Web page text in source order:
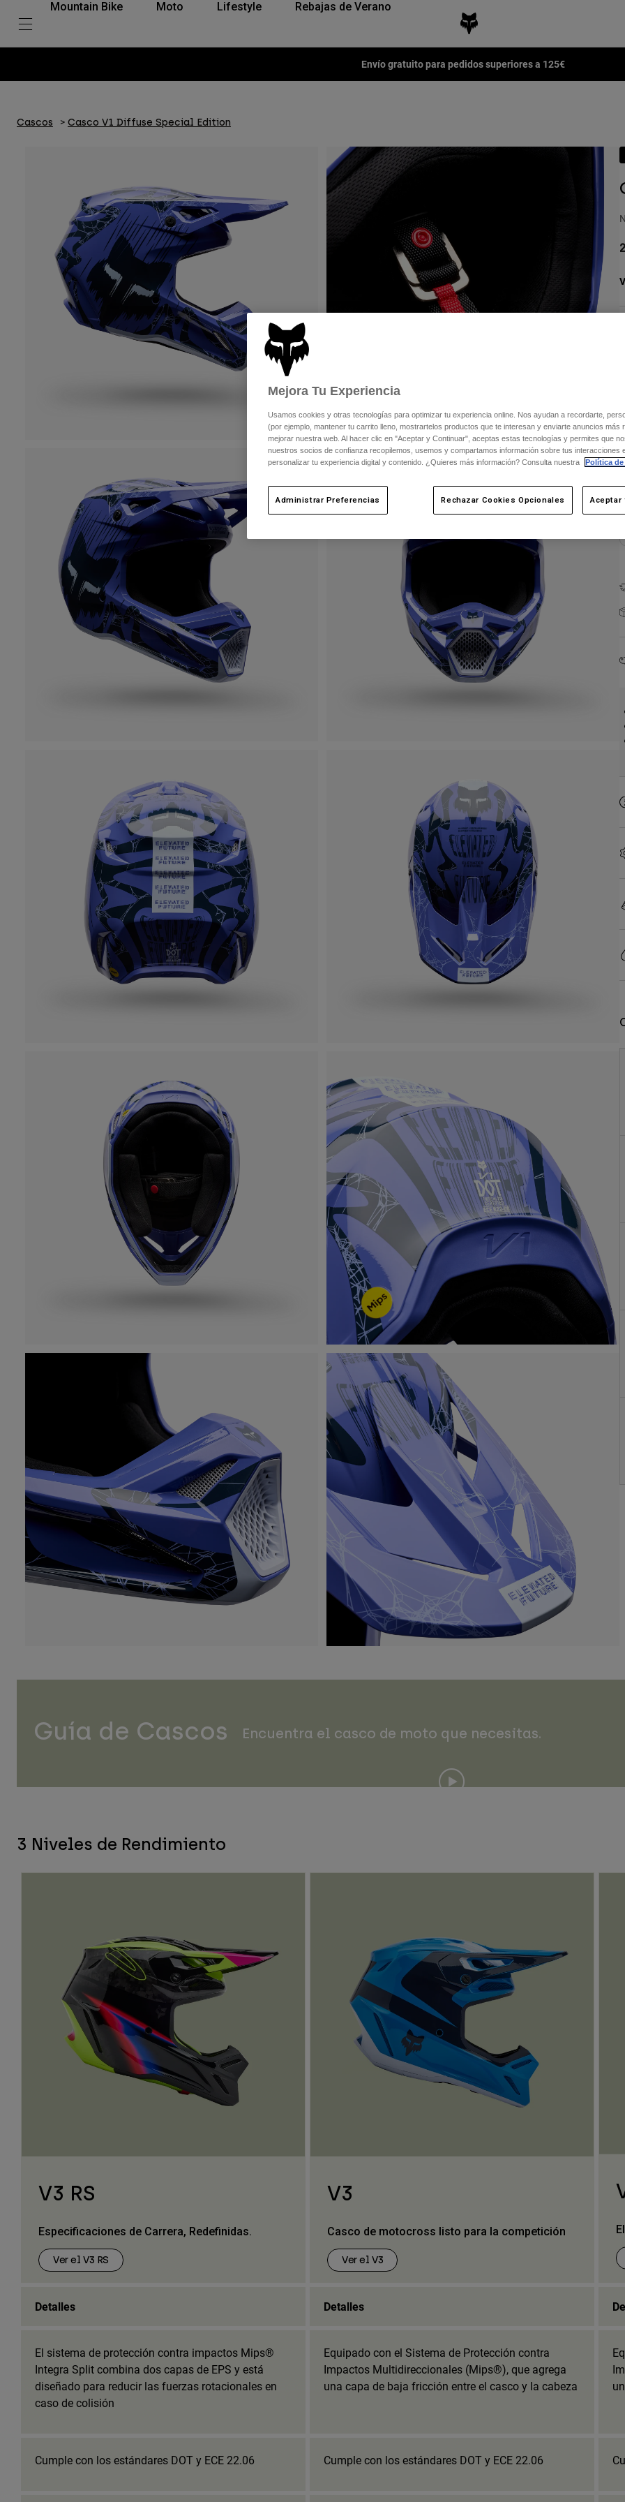
Mountain Bike Moto Lifestyle Rebajas de Verano
Envío gratuito para pedidos superiores a 125€
Cascos Casco V1 Diffuse Special Edition
Guía de Cascos Encuentra el casco de moto que necesitas.
3 Niveles de Rendimiento
V3 RS
Especificaciones de Carrera, Redefinidas.
Ver el V3 RS
V3
Casco de motocross listo para la competición
Ver el V3
Detalles Detalles
El sistema de protección contra impactos Mips®
Integra Split combina dos capas de EPS y está
diseñado para reducir las fuerzas rotacionales en
caso de colisión
Equipado con el Sistema de Protección contra
Impactos Multidireccionales (Mips®), que agrega
una capa de baja fricción entre el casco y la cabeza
Cumple con los estándares DOT y ECE 22.06 Cumple con los estándares DOT y ECE 22.06
Mejora Tu Experiencia
Usamos cookies y otras tecnologías para optimizar tu experiencia online. Nos ayudan a recordarte,
(por ejemplo, mantener tu carrito lleno, mostrartelos productos que te interesan y enviarte anuncios más
mejorar nuestra web. Al hacer clic en "Aceptar y Continuar", aceptas estas tecnologías y permites que
nuestros socios de confianza recopilemos, usemos y compartamos información sobre tus interacciones
personalizar tu experiencia digital y contenido. ¿Quieres más información? Consulta nuestra
Política
Administrar Preferencias Rechazar Cookies Opcionales Aceptar